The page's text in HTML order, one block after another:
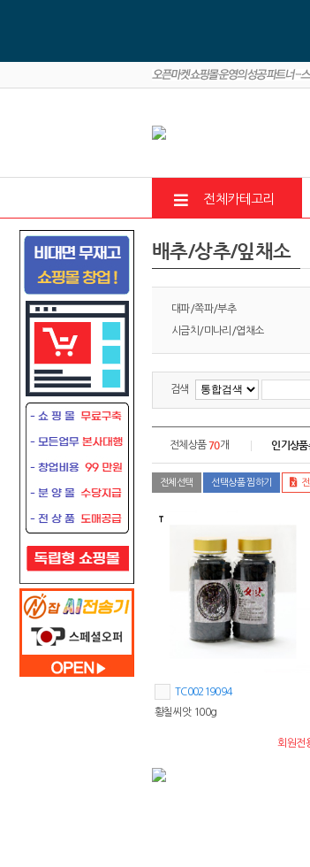
전체카테고리
배추/상추/잎채소
대파/쪽파/부추
시금치/미나리/엽채소
검색
전체상품70개 인기상
전체선택 선택상품 찜하기
TC00219094
황칠씨앗 100g
회원전